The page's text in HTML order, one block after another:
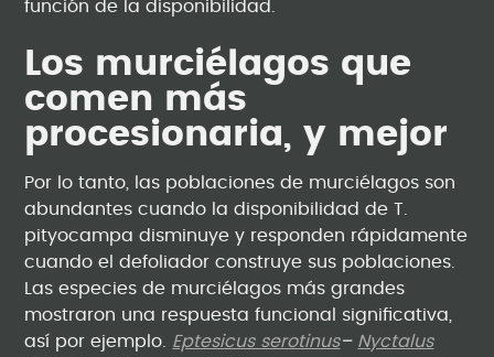
función de la disponibilidad.
Los murciélagos que
comen más
procesionaria, y mejor
Por lo tanto, las poblaciones de murciélagos son
abundantes cuando la disponibilidad de T.
pityocampa disminuye y responden rápidamente
cuando el defoliador construye sus poblaciones.
Las especies de murciélagos más grandes
mostraron una respuesta funcional significativa,
así por ejemplo. Eptesicus serotinus– Nyctalus